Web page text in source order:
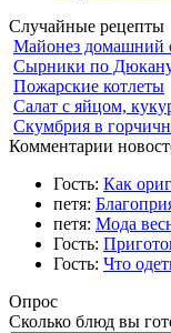
Случайные рецепты
Майонез домашний
Сырники по Дюкану
Пожарские котлеты
Салат с яйцом,
Скумбрия в
Комментарии
Гость: Как
петя:
петя: Мода
Гость:
Гость: Что
Опрос
Сколько блюд вы